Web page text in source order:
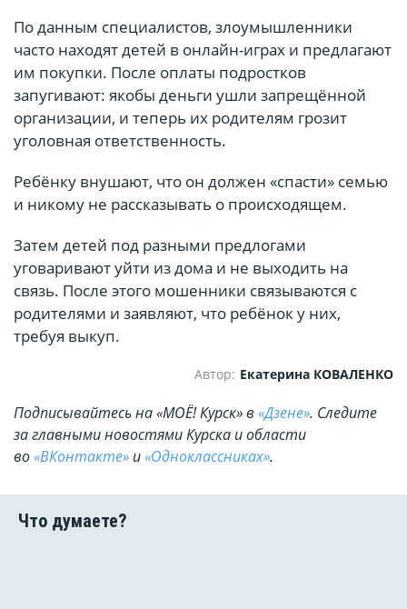
По данным специалистов, злоумышленники
часто находят детей в онлайн-играх и предлагают
им покупки. После оплаты подростков
запугивают: якобы деньги ушли запрещённой
организации, и теперь их родителям грозит
уголовная ответственность.
Ребёнку внушают, что он должен «спасти» семью
и никому не рассказывать о происходящем.
Затем детей под разными предлогами
уговаривают уйти из дома и не выходить на
связь. После этого мошенники связываются с
родителями и заявляют, что ребёнок у них,
требуя выкуп.
Автор: Екатерина КОВАЛЕНКО
Подписывайтесь на «МОЁ! Курск» в «Дзене». Cледите
за главными новостями Курска и области
во«ВКонтакте» и«Одноклассниках».